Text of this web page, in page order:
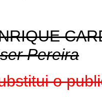
Pereira
o